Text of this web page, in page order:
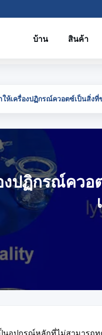
บ้าน สินค้า
ให้เครื่องปฏิกรณ์ควอตซ์เป็นสิ่ง
งปฏิกรณ์คว
นอุปกรณ์หลักที่ไม่สามารถ